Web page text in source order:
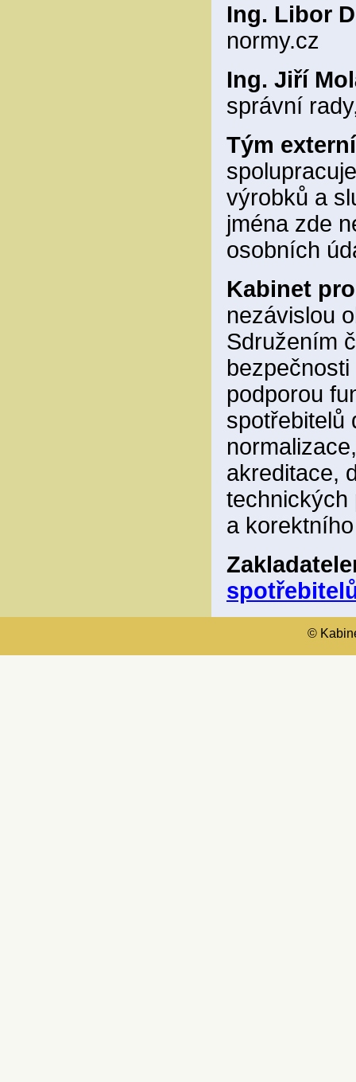
Ing. Libor
normy.cz
Ing. Jiří
správní
Tým
výrobků a
jména zde
osobních
Kabinet
nezávislou
Sdružením
podporou
spotřebitelů
akreditace,
technických
a
©